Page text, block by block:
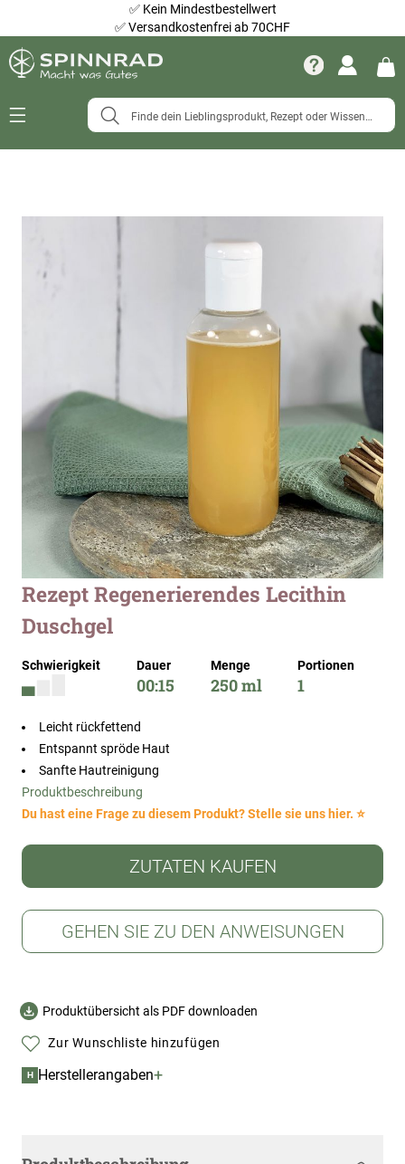
✅ Kein Mindestbestellwert
✅Versandkostenfrei ab 70CHF
Navigation
Bildergalerie
Zum
Anfang
der
Bildergalerie
springen
Rezept Regenerierendes Lecithin
Duschgel
Schwierigkeit Dauer
00:15
Menge
250 ml
Portionen
1
Leicht rückfettend
Entspannt spröde Haut
Sanfte Hautreinigung
Produktbeschreibung
Du hast eine Frage zu diesem Produkt? Stelle sie uns hier. ⭐
ZUTATEN KAUFEN
GEHEN SIE ZU DEN ANWEISUNGEN
Produktübersicht als PDF downloaden
Zur Wunschliste hinzufügen
H Herstellerangaben+